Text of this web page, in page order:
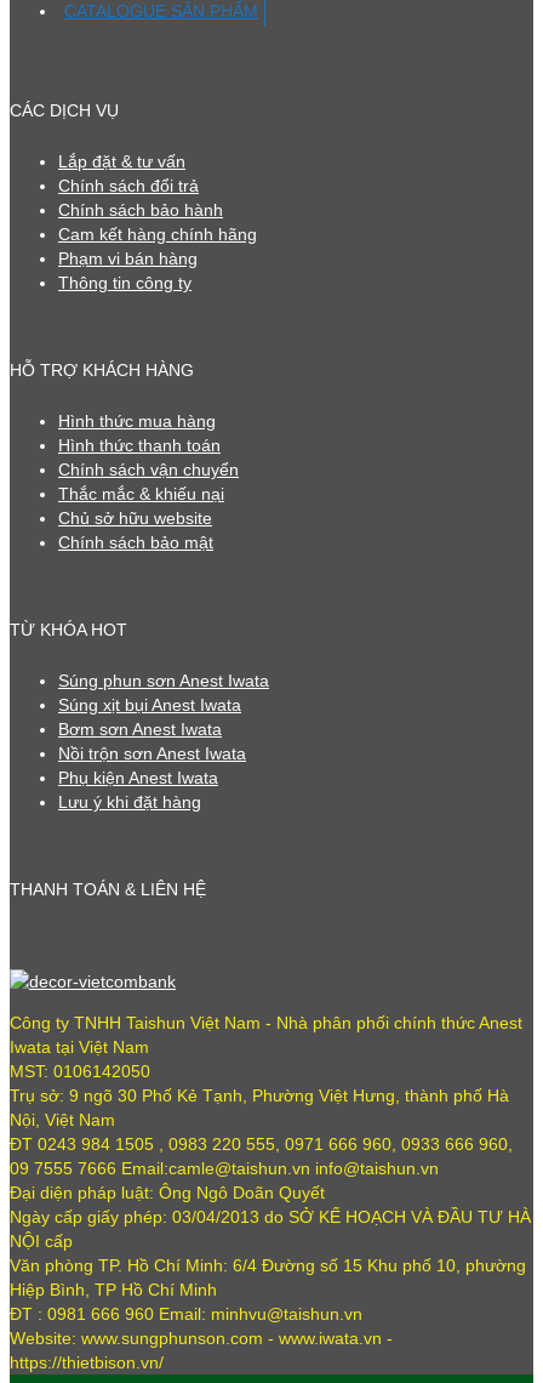
CATALOGUE SẢN PHẨM
CÁC DỊCH VỤ
Lắp đặt & tư vấn
Chính sách đổi trả
Chính sách bảo hành
Cam kết hàng chính hãng
Phạm vi bán hàng
Thông tin công ty
HỖ TRỢ KHÁCH HÀNG
Hình thức mua hàng
Hình thức thanh toán
Chính sách vận chuyển
Thắc mắc & khiếu nại
Chủ sở hữu website
Chính sách bảo mật
TỪ KHÓA HOT
Súng phun sơn Anest Iwata
Súng xịt bụi Anest Iwata
Bơm sơn Anest Iwata
Nồi trộn sơn Anest Iwata
Phụ kiện Anest Iwata
Lưu ý khi đặt hàng
THANH TOÁN & LIÊN HỆ
Công ty TNHH Taishun Việt Nam - Nhà phân phối chính thức Anest
Iwata tại Việt Nam
MST: 0106142050
Trụ sở: 9 ngõ 30 Phố Kẻ Tạnh, Phường Việt Hưng, thành phố Hà
Nội, Việt Nam
ĐT 0243 984 1505 , 0983 220 555, 0971 666 960, 0933 666 960,
09 7555 7666 Email:camle@taishun.vn info@taishun.vn
Đại diện pháp luật: Ông Ngô Doãn Quyết
Ngày cấp giấy phép: 03/04/2013 do SỞ KẾ HOẠCH VÀ ĐẦU TƯ HÀ
NỘI cấp
Văn phòng TP. Hồ Chí Minh: 6/4 Đường số 15 Khu phố 10, phường
Hiệp Bình, TP Hồ Chí Minh
ĐT : 0981 666 960 Email: minhvu@taishun.vn
Website: www.sungphunson.com - www.iwata.vn -
https://thietbison.vn/